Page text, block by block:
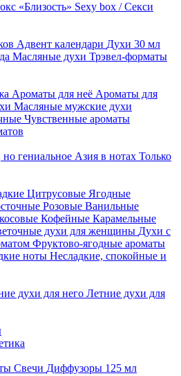
«Близость» Sexy box / Секси
Адвент календари Духи 30 мл
Масляные духи Трэвел-форматы
Ароматы для неё Ароматы для
Масляные мужские духи
Чувственные ароматы
гениальное Азия в нотах Только
Цитрусовые Ягодные
Розовые Ванильные
Кофейные Карамельные
духи для женщины Духи с
Фруктово-ягодные ароматы
ноты Несладкие, спокойные и
духи для него Летние духи для
Свечи Диффузоры 125 мл